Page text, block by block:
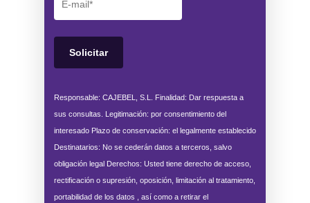
Responsable: CAJEBEL, S.L. Finalidad: Dar respuesta a
sus consultas. Legitimación: por consentimiento del
interesado Plazo de conservación: el legalmente establecido
Destinatarios: No se cederán datos a terceros, salvo
obligación legal Derechos: Usted tiene derecho de acceso,
rectificación o supresión, oposición, limitación al tratamiento,
portabilidad de los datos , así como a retirar el